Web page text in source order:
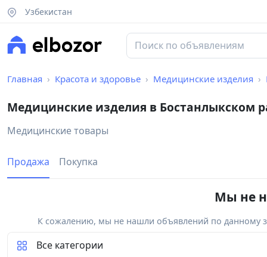
Узбекистан
Главная Красота и здоровье Медицинские изделия
Медицинские изделия в Бостанлыкском
Медицинские товары
Продажа Покупка
Мы не
К сожалению, мы не нашли объявлений по данному
Все категории